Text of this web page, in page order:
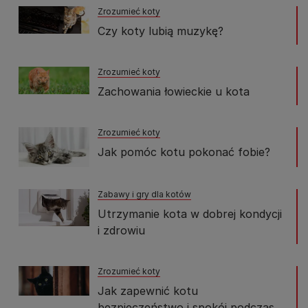
Zrozumieć koty
Czy koty lubią muzykę?
Zrozumieć koty
Zachowania łowieckie u kota
Zrozumieć koty
Jak pomóc kotu pokonać fobie?
Zabawy i gry dla kotów
Utrzymanie kota w dobrej kondycji
i zdrowiu
Zrozumieć koty
Jak zapewnić kotu